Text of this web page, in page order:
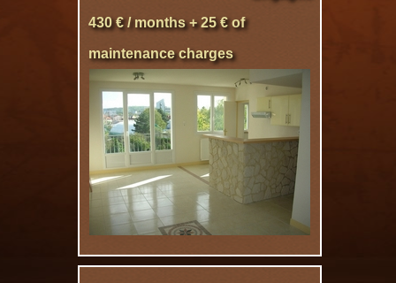
430 € / months + 25 € of
maintenance charges